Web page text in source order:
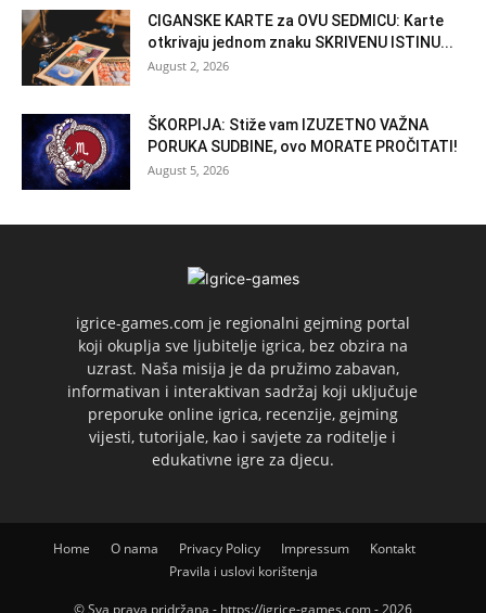
CIGANSKE KARTE za OVU SEDMICU: Karte
otkrivaju jednom znaku SKRIVENU ISTINU...
August 2, 2026
ŠKORPIJA: Stiže vam IZUZETNO VAŽNA
PORUKA SUDBINE, ovo MORATE PROČITATI!
August 5, 2026
igrice-games.com je regionalni gejming portal
koji okuplja sve ljubitelje igrica, bez obzira na
uzrast. Naša misija je da pružimo zabavan,
informativan i interaktivan sadržaj koji uključuje
preporuke online igrica, recenzije, gejming
vijesti, tutorijale, kao i savjete za roditelje i
edukativne igre za djecu.
Home O nama Privacy Policy Impressum
Kontakt
Pravila i uslovi korištenja
© Sva prava pridržana - https://igrice-games.com - 2026